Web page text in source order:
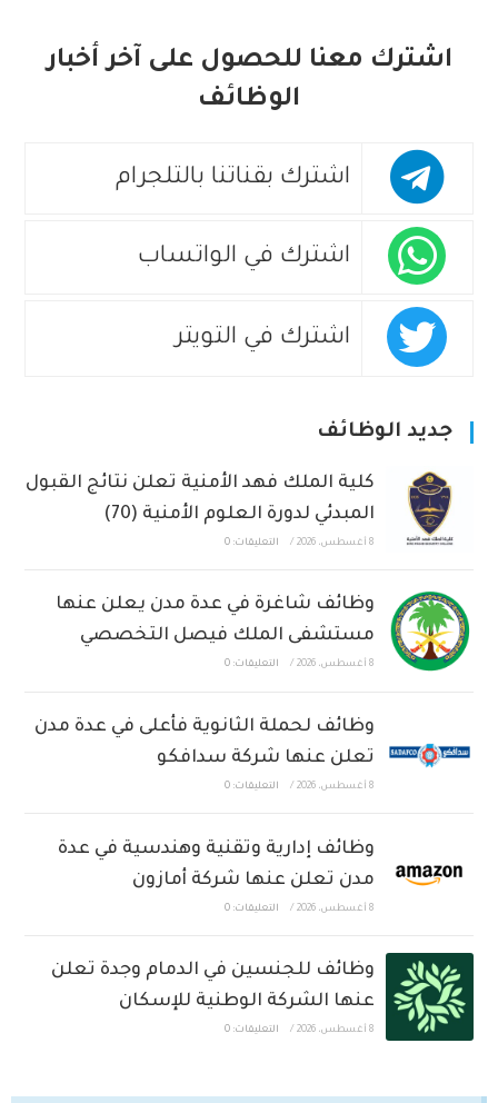
اشترك معنا للحصول على آخر أخبار
الوظائف
اشترك بقناتنا بالتلجرام
اشترك في الواتساب
اشترك في التويتر
جديد الوظائف
كلية الملك فهد الأمنية تعلن نتائج القبول
المبدئي لدورة العلوم الأمنية (70)
8 أغسطس، 2026 / التعليقات: 0
وظائف شاغرة في عدة مدن يعلن عنها
مستشفى الملك فيصل التخصصي
8 أغسطس، 2026 / التعليقات: 0
وظائف لحملة الثانوية فأعلى في عدة مدن
تعلن عنها شركة سدافكو
8 أغسطس، 2026 / التعليقات: 0
وظائف إدارية وتقنية وهندسية في عدة
مدن تعلن عنها شركة أمازون
8 أغسطس، 2026 / التعليقات: 0
وظائف للجنسين في الدمام وجدة تعلن
عنها الشركة الوطنية للإسكان
8 أغسطس، 2026 / التعليقات: 0